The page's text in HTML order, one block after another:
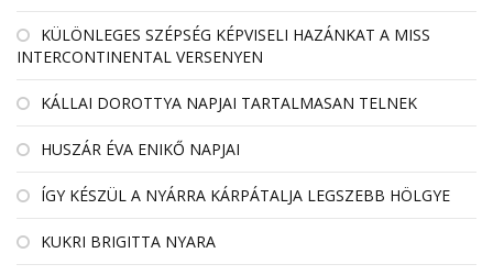
KÜLÖNLEGES SZÉPSÉG KÉPVISELI HAZÁNKAT A MISS
INTERCONTINENTAL VERSENYEN
KÁLLAI DOROTTYA NAPJAI TARTALMASAN TELNEK
HUSZÁR ÉVA ENIKŐ NAPJAI
ÍGY KÉSZÜL A NYÁRRA KÁRPÁTALJA LEGSZEBB HÖLGYE
KUKRI BRIGITTA NYARA